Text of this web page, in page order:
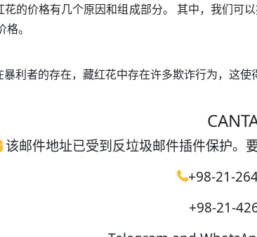
的价格有几个原因和组成部分。 其中，我们
。
利者的存在，藏红花中存在许多欺诈行为，这
该邮件地址已受到反垃圾邮件插件保护。
+98-21-
+98-21-